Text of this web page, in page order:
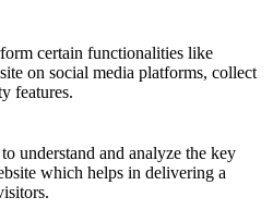
certain functionalities like
on social media platforms, collect
features.
understand and analyze the key
which helps in delivering a